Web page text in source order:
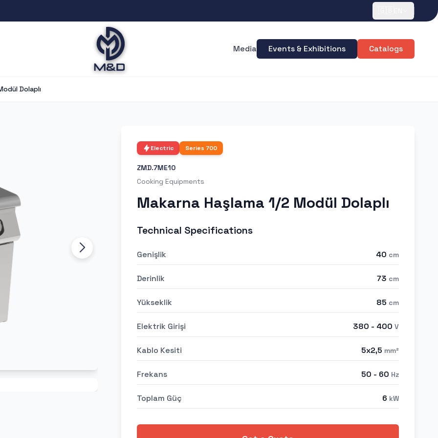
Media Events & Exhibitions Catalogs
Dolaplı
Electric Series 700
ZMD.7ME10
Cooking Equipments
Makarna Haşlama 1/2 Modül Dolaplı
Technical Specifications
Genişlik 40 cm
Derinlik 73 cm
Yükseklik 85 cm
Elektrik Girişi 380 - 400 V
Kablo Kesiti 5x2,5 mm²
Frekans 50 - 60 Hz
Toplam Güç 6 kW